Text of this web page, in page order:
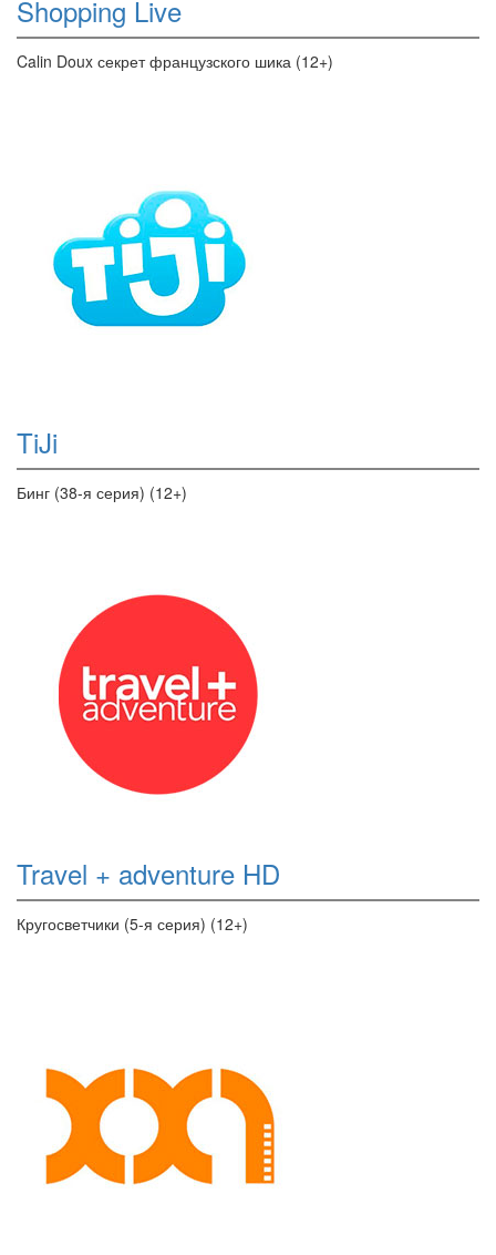
Shopping Live
Calin Doux секрет французского шика (12+)
TiJi
Бинг (38-я серия) (12+)
Travel + adventure HD
Кругосветчики (5-я серия) (12+)